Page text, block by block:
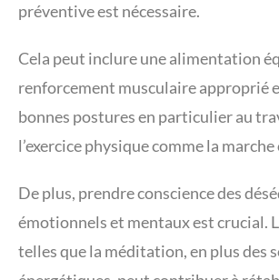
préventive est nécessaire.
Cela peut inclure une alimentation
renforcement musculaire approprié
bonnes postures en particulier au
l’exercice physique comme la
De plus, prendre conscience des
émotionnels et mentaux est crucial.
telles que la méditation, en plus des